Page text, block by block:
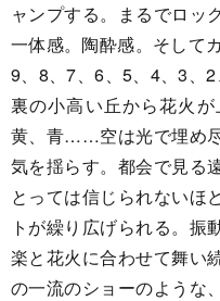
ャンプする。まるでロッ
一体感。陶酔感。そして
9、8、7、6、5、4、3
裏の小高い丘から花火が
黄、青……空は光で埋め
気を揺らす。都会で見る
とっては信じられないほ
トが繰り広げられる。振
楽と花火に合わせて舞い
の一流のショーのような